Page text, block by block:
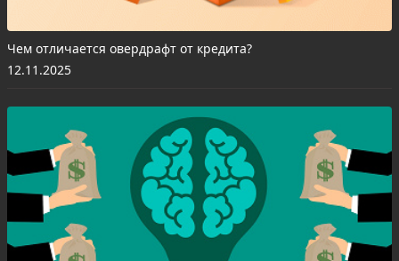
Чем отличается овердрафт от кредита?
12.11.2025